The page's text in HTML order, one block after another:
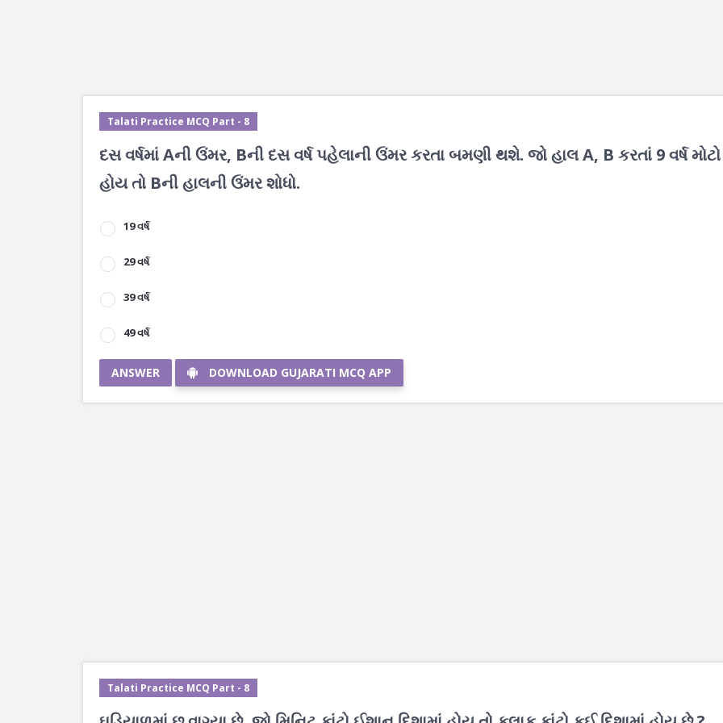
Talati Practice MCQ Part - 8
દસ વર્ષમાં Aની ઉંમર, Bની દસ વર્ષ પહેલાની ઉંમર કરતા બમણી થશે. જો હાલ A, B કરતાં 9 વર્ષ મોટો
હોય તો Bની હાલની ઉંમર શોધો.
19 વર્ષ
29 વર્ષ
39 વર્ષ
49 વર્ષ
ANSWER DOWNLOAD GUJARATI MCQ APP
Talati Practice MCQ Part - 8